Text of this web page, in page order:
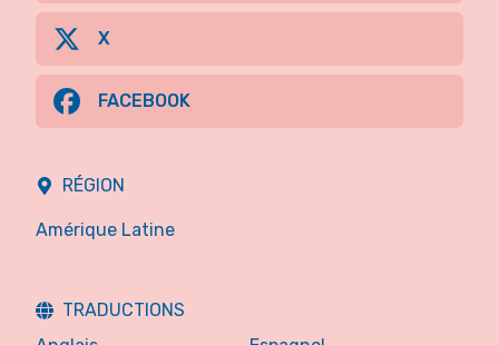
X
FACEBOOK
RÉGION
Amérique Latine
TRADUCTIONS